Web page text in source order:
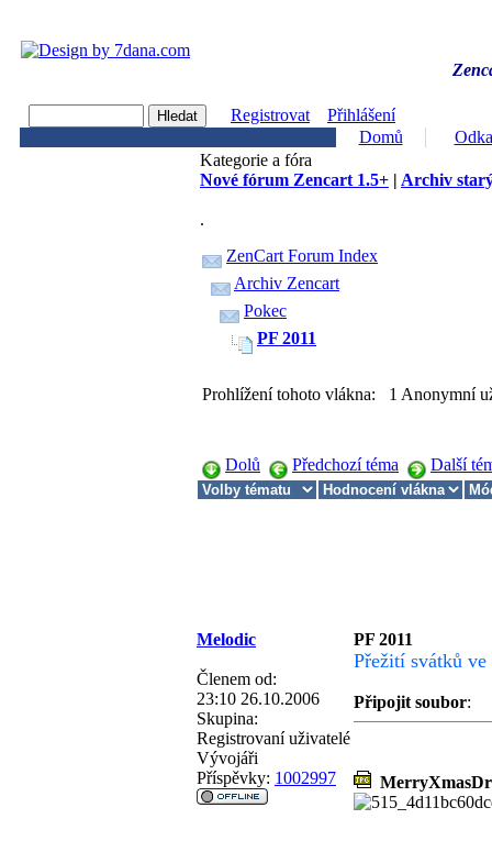
Registrovat
Přihlášení
Domů
Kategorie a fóra
Nové fórum Zencart 1.5+ | Archiv
.
ZenCart Forum Index
Archiv Zencart
Pokec
PF 2011
Prohlížení tohoto vlákna: 1 Anonymní
Dolů Předchozí téma Další
Melodic PF 2011
Členem od:
23:10 26.10.2006
Skupina:
Registrovaní uživatelé
Vývojáři
Příspěvky: 1002997
Přežití svátků
Připojit soubor: